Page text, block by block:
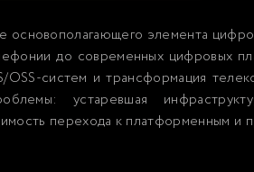
основополагающего элемента
до современных цифровых
систем и трансформация
устаревшая
перехода к платформенным и